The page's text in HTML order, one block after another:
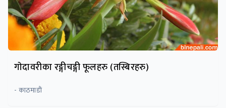
गाेदावरीका रङ्गीचङ्गी फूलहरु (तस्बिरहरु)
- काठमाडाैं